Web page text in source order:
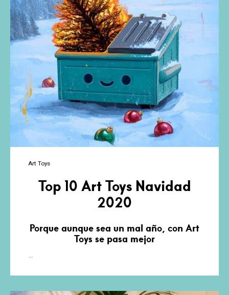
Rat
Art Toys
Top 10 Art Toys Navidad
2020
Porque aunque sea un mal año, con Art
Toys se pasa mejor
…
Art
Toys